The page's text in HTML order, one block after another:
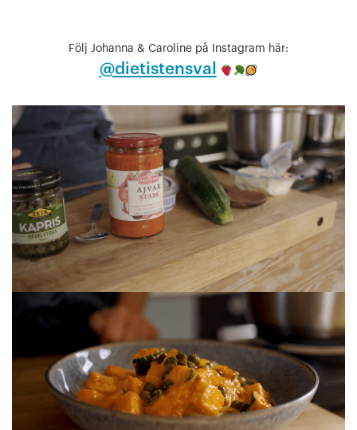
Följ Johanna & Caroline på Instagram här:
@dietistensval